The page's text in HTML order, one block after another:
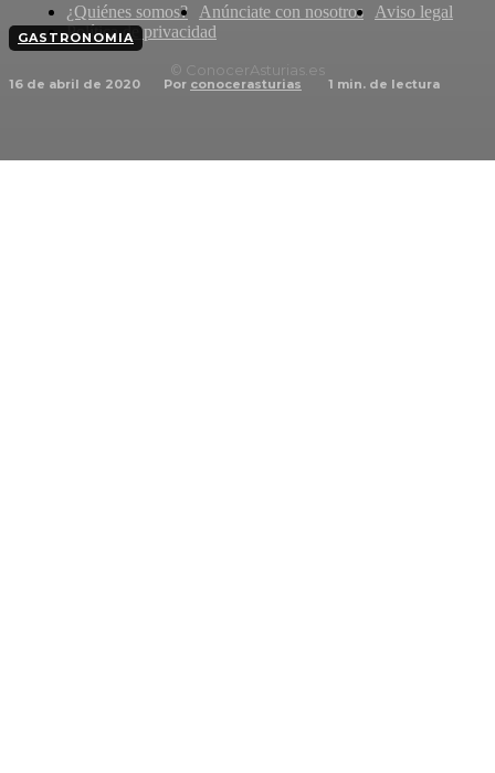
GASTRONOMIA
16 de abril de 2020 Por conocerasturias 1 min. de lectura
¿Quiénes somos? Anúnciate con nosotros
Aviso legal
Política de privacidad
© ConocerAsturias.es